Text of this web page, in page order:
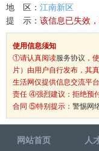
地 区： 江南新区
提 示： 该信息已失效
使用信息须知
①请认真阅读服务协议 ，
片）由用户自行发布，其
生活网仅提供信息交流平
责任 ④强烈建议：拒绝预
合同 ⑤特别提示： 警惕网
网站首页 人